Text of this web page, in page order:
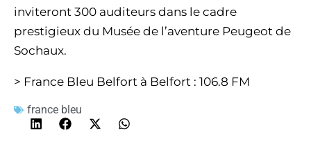
inviteront 300 auditeurs dans le cadre
prestigieux du Musée de l’aventure Peugeot de
Sochaux.
> France Bleu Belfort à Belfort : 106.8 FM
france bleu